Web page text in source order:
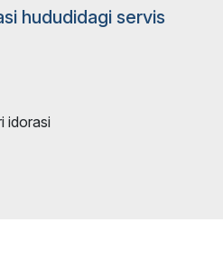
hududidagi servis
idorasi